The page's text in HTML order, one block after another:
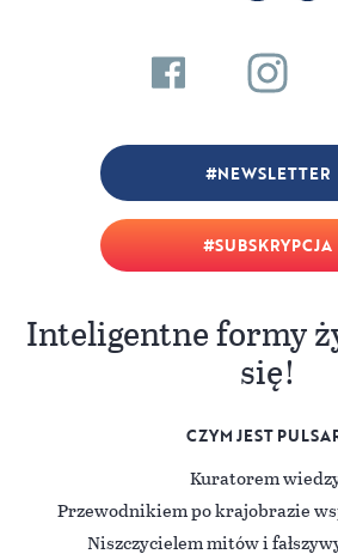
SUBSKRYPCJA
NEWSLETTER
Inteligentne formy
się!
CZYM JEST
Kuratorem
Przewodnikiem po krajobrazie
Niszczycielem mitów i